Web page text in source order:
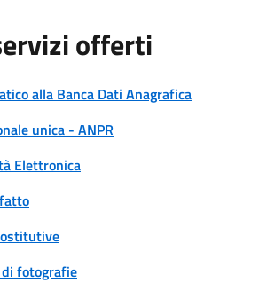
offerti
alla Banca Dati Anagrafica
unica - ANPR
Elettronica
di fotografie